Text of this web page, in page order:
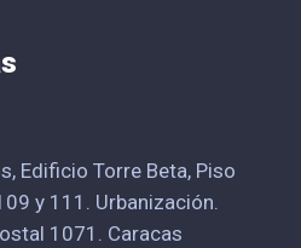
Edificio Torre Beta, Piso
y 111. Urbanización.
1071. Caracas